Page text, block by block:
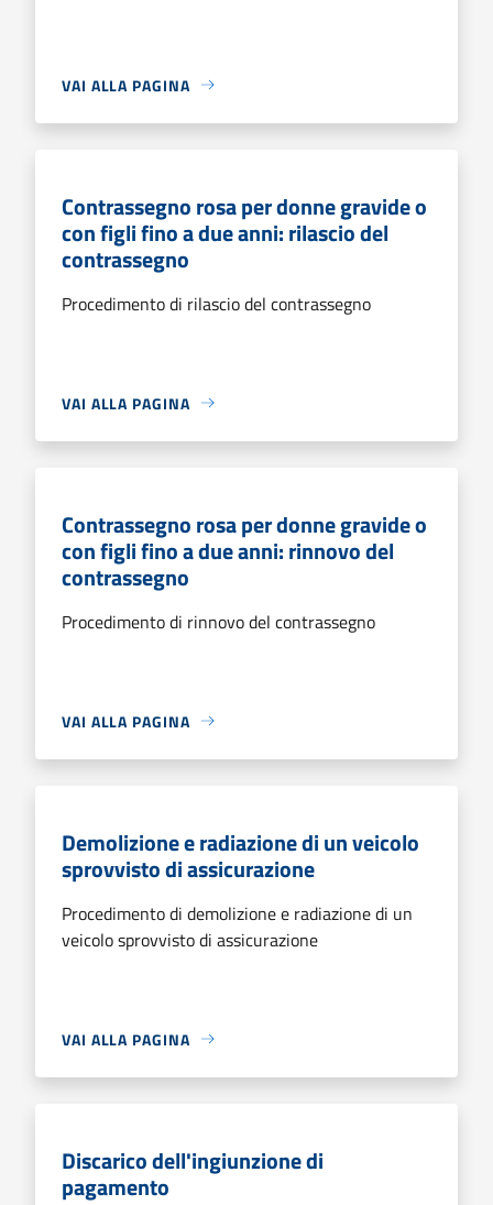
VAI ALLA PAGINA
Contrassegno rosa per donne gravide o
con figli fino a due anni: rilascio del
contrassegno
Procedimento di rilascio del contrassegno
VAI ALLA PAGINA
Contrassegno rosa per donne gravide o
con figli fino a due anni: rinnovo del
contrassegno
Procedimento di rinnovo del contrassegno
VAI ALLA PAGINA
Demolizione e radiazione di un veicolo
sprovvisto di assicurazione
Procedimento di demolizione e radiazione di un
veicolo sprovvisto di assicurazione
VAI ALLA PAGINA
Discarico dell'ingiunzione di
pagamento